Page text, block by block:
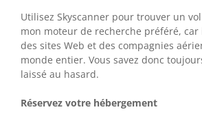
Utilisez Skyscanner pour trouver un vol
mon moteur de recherche préféré,
des sites Web et des compagnies
monde entier. Vous savez donc
laissé au hasard.
Réservez votre hébergement